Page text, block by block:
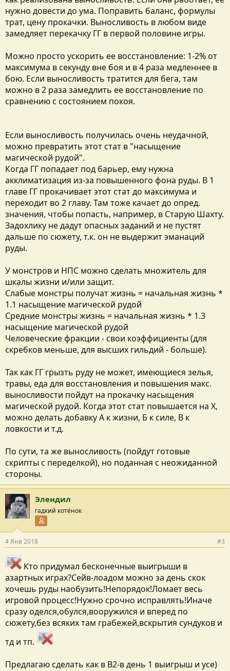
нужно довести до ума. Поправить баланс, формулы
трат, цену прокачки. Выносливость в любом виде
замедляет перекачку ГГ в первой половине игры.
Можно просто ускорить ее восстановление: 1-2% от
максимума в секунду вне боя и в 4 раза медленнее в
бою. Если выносливость тратится для бега, там
можно в 2 раза замедлить ее восстановление по
сравнению с состоянием покоя.
Если выносливость получилась очень неудачной,
можно превратить этот стат в "насыщение
магической рудой".
Когда ГГ попадает под барьер, ему нужна
акклиматизация из-за повышенного фона руды. В 1
главе ГГ прокачивает этот стат до максимума и
переходит во 2 главу. Там тоже качает до опред.
значения, чтобы попасть, например, в Старую Шахту.
Задохлику не дадут опасных заданий и не пустят
дальше по сюжету, т.к. он не выдержит эманаций
руды.
У монстров и НПС можно сделать множитель для
шкалы жизни и/или защит.
Слабые монстры получат жизнь = начальная жизнь *
1.1 насыщение магической рудой
Средние монстры жизнь = начальная жизнь * 1.3
насыщение магической рудой
Человеческие фракции - свои коэффициенты (для
скребков меньше, для высших гильдий - больше).
Так как ГГ грызть руду не может, имеющиеся зелья,
травы, еда для восстановления и повышения макс.
выносливости пойдут на прокачку насыщения
магической рудой. Когда этот стат повышается на Х,
можно делать добавку А к жизни, Б к силе, В к
ловкости и т.д.
По сути, та же выносливость (пойдут готовые
скрипты с переделкой), но поданная с неожиданной
стороны.
Элендил
гадкий котёнок
4 Янв 2018 #3
Кто придумал бесконечные выигрыши в
азартных играх?Сейв-лоадом можно за день скок
хочешь руды наобузить!Непорядок!Ломает весь
игровой процесс!Нужно срочно исправлять!Иначе
сразу оделся,обулся,вооружился и вперед по
сюжету,без всяких там грабежей,вскрытия сундуков и
тд и тп.
Предлагаю сделать как в В2-в день 1 выигрыш и усе)